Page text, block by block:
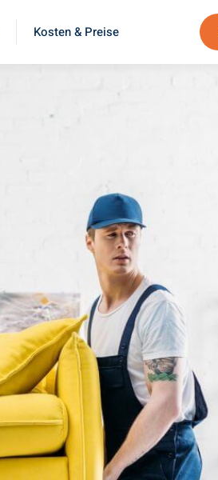
Kosten & Preise